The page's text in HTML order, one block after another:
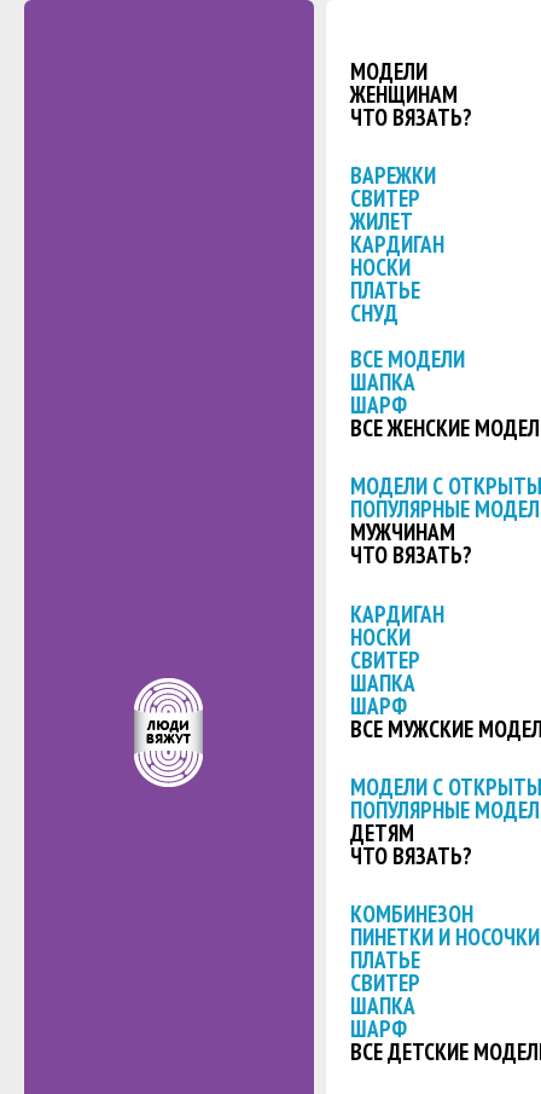
МОДЕЛИ
ЖЕНЩИНАМ
ЧТО ВЯЗАТЬ?
ВАРЕЖКИ
СВИТЕР
ЖИЛЕТ
КАРДИГАН
НОСКИ
ПЛАТЬЕ
СНУД
ВСЕ МОДЕЛИ
ШАПКА
ШАРФ
ВСЕ ЖЕНСКИЕ
МОДЕЛИ С
ПОПУЛЯРНЫЕ
МУЖЧИНАМ
ЧТО ВЯЗАТЬ?
КАРДИГАН
НОСКИ
СВИТЕР
ШАПКА
ШАРФ
ВСЕ МУЖСКИЕ
МОДЕЛИ С
ПОПУЛЯРНЫЕ
ДЕТЯМ
ЧТО ВЯЗАТЬ?
КОМБИНЕЗОН
ПИНЕТКИ И НОСОЧКИ
ПЛАТЬЕ
СВИТЕР
ШАПКА
ШАРФ
ВСЕ ДЕТСКИЕ